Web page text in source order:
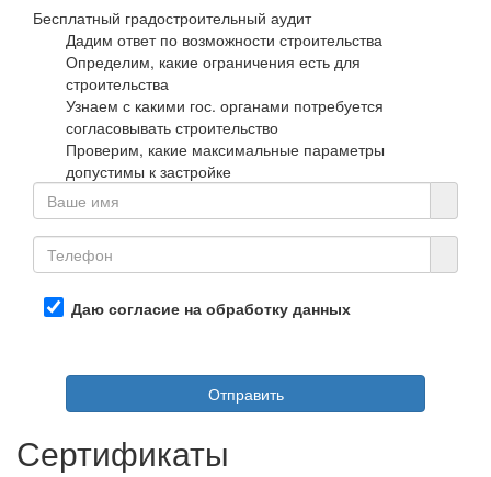
Бесплатный градостроительный аудит
Дадим ответ по возможности строительства
Определим, какие ограничения есть для
строительства
Узнаем с какими гос. органами потребуется
согласовывать строительство
Проверим, какие максимальные параметры
допустимы к застройке
Даю согласие на обработку данных
Отправить
Сертификаты